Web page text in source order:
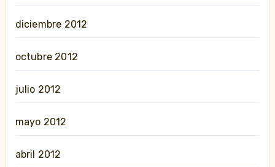
diciembre 2012
octubre 2012
julio 2012
mayo 2012
abril 2012